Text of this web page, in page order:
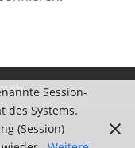
Session-
des Systems.
(Session)